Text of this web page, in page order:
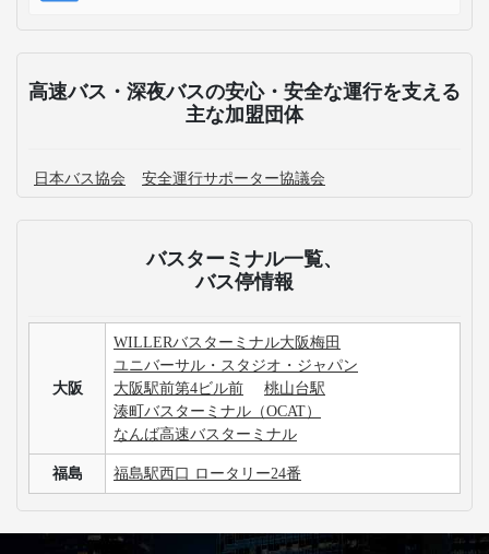
高速バス・深夜バスの安心・安全な運行を支える
主な加盟団体
日本バス協会 安全運行サポーター協議会
バスターミナル一覧、
バス停情報
大阪
WILLERバスターミナル大阪梅田
ユニバーサル・スタジオ・ジャパン
大阪駅前第4ビル前
桃山台駅
湊町バスターミナル（OCAT）
なんば高速バスターミナル
福島 福島駅西口 ロータリー24番